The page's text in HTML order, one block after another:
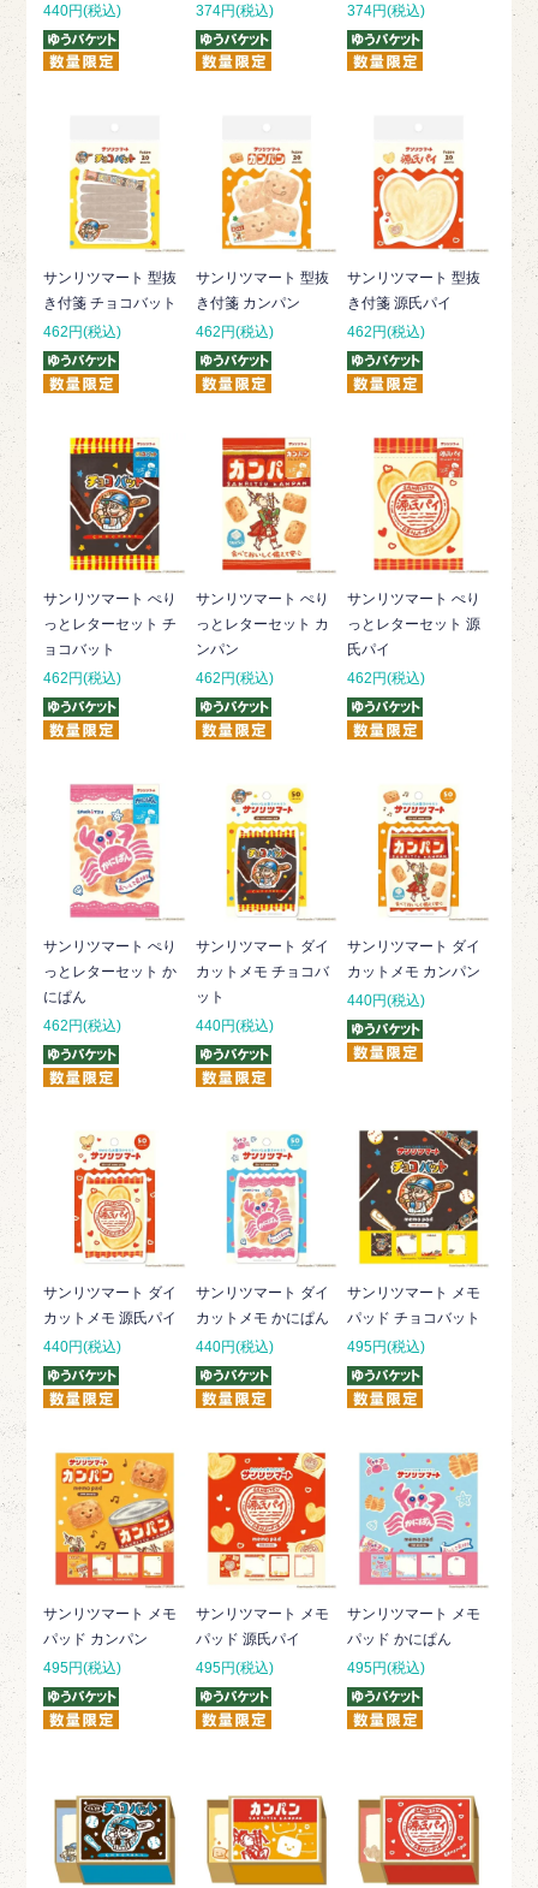
440円(税込)
374円(税込)
374円(税込)
サンリツマート 型抜
き付箋 チョコバット
462円(税込)
サンリツマート 型抜
き付箋 カンパン
462円(税込)
サンリツマート 型抜
き付箋 源氏パイ
462円(税込)
サンリツマート ぺり
っとレターセット チ
ョコバット
462円(税込)
サンリツマート ぺり
っとレターセット カ
ンパン
462円(税込)
サンリツマート ぺり
っとレターセット 源
氏パイ
462円(税込)
サンリツマート ぺり
っとレターセット か
にぱん
462円(税込)
サンリツマート ダイ
カットメモ チョコバ
ット
440円(税込)
サンリツマート ダイ
カットメモ カンパン
440円(税込)
サンリツマート ダイ
カットメモ 源氏パイ
440円(税込)
サンリツマート ダイ
カットメモ かにぱん
440円(税込)
サンリツマート メモ
パッド チョコバット
495円(税込)
サンリツマート メモ
パッド カンパン
495円(税込)
サンリツマート メモ
パッド 源氏パイ
495円(税込)
サンリツマート メモ
パッド かにぱん
495円(税込)